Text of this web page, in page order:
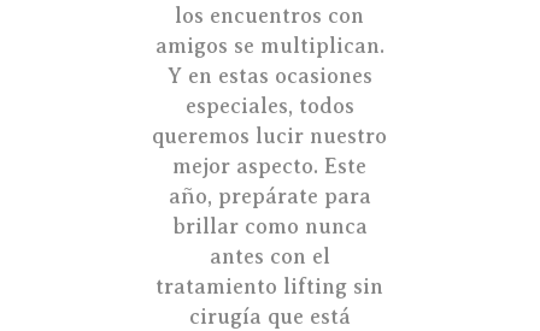
los encuentros con
amigos se multiplican.
Y en estas ocasiones
especiales, todos
queremos lucir nuestro
mejor aspecto. Este
año, prepárate para
brillar como nunca
antes con el
tratamiento lifting sin
cirugía que está